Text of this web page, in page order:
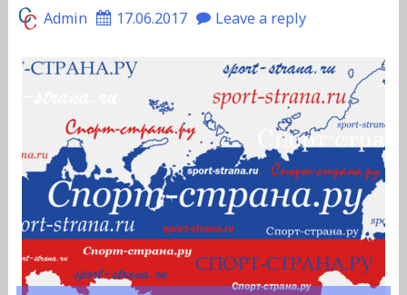
Admin 17.06.2017 Leave a reply